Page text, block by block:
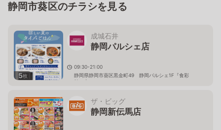
静岡市葵区のチラシを見る
5枚
成城石井
静岡パルシェ店
09:30-21:00
静岡県静岡市葵区黒金町49 静岡パルシェ1F『食彩
館』内
ザ・ビッグ
静岡新伝馬店